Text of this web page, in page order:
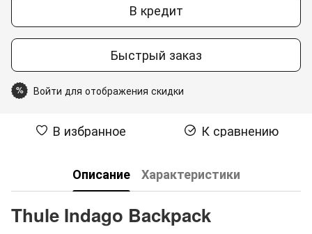
В кредит
Быстрый заказ
% Войти для отображения скидки
В избранное К сравнению
Описание Характеристики
Thule Indago Backpack